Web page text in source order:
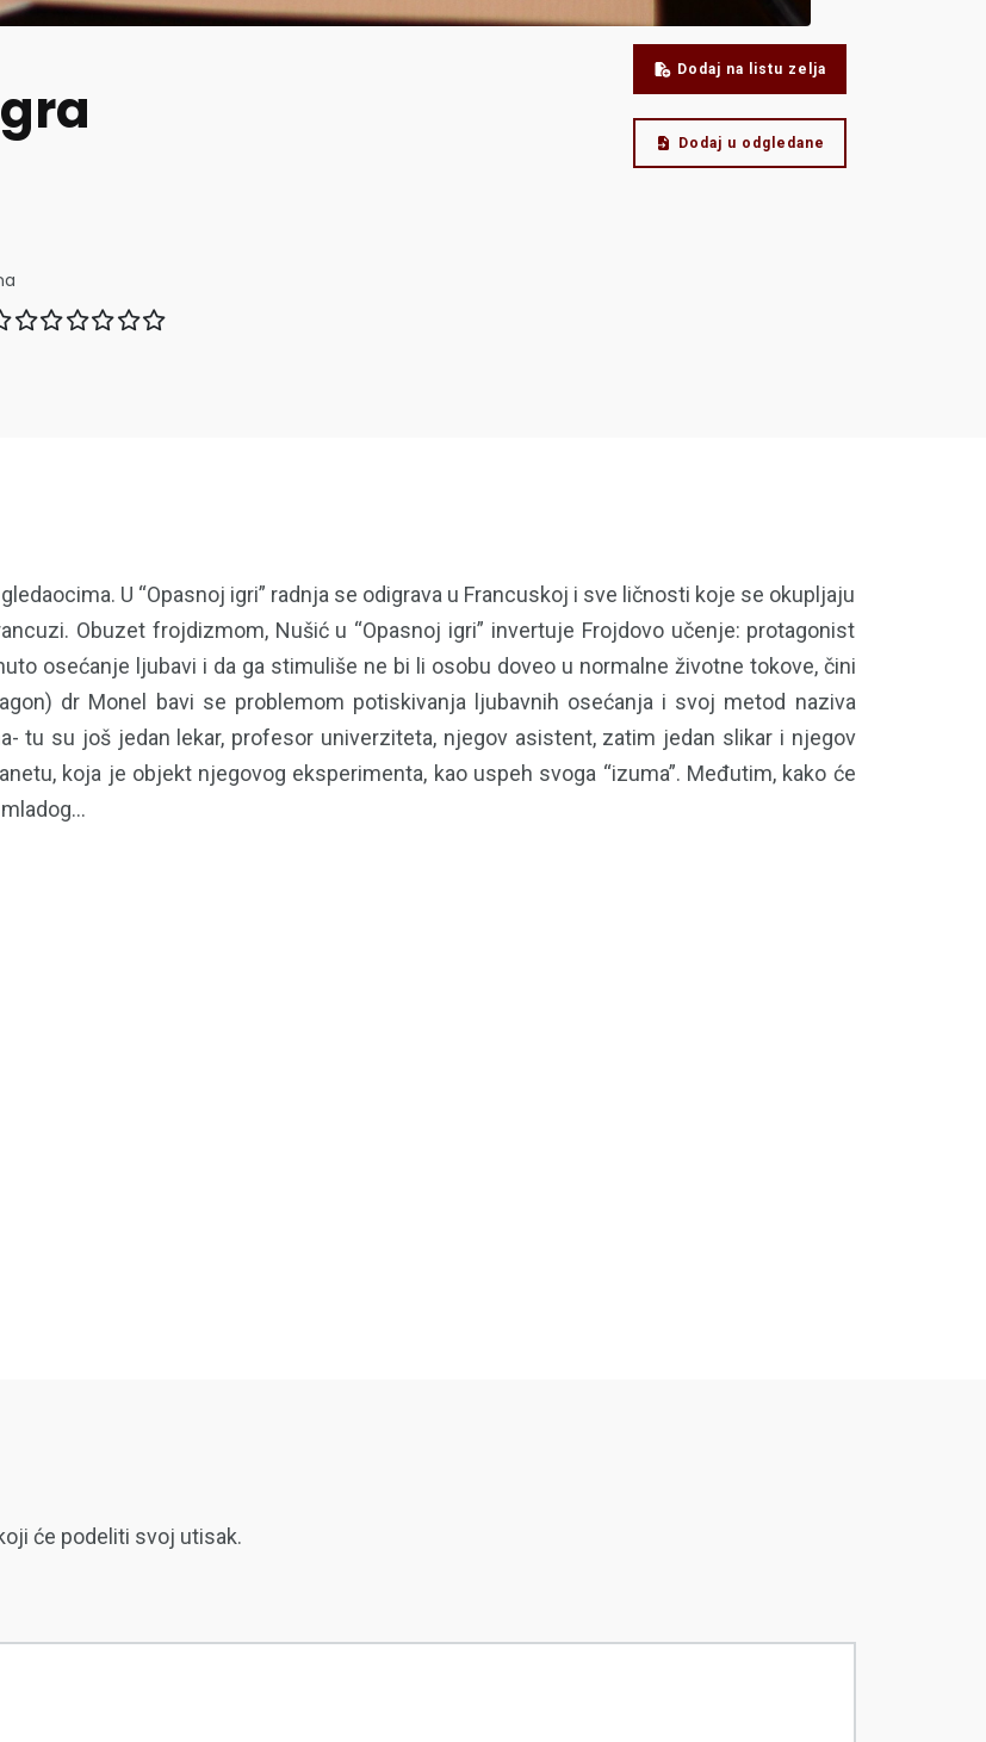
Dodaj na listu zelja
Dodaj u odgledane
U “Opasnoj igri” radnja se odigrava u Francuskoj i sve ličnosti koje se okupljaju
Obuzet frojdizmom, Nušić u “Opasnoj igri” invertuje Frojdovo učenje: protagonist
osećanje ljubavi i da ga stimuliše ne bi li osobu doveo u normalne životne tokove, čini
dr Monel bavi se problemom potiskivanja ljubavnih osećanja i svoj metod naziva
tu su još jedan lekar, profesor univerziteta, njegov asistent, zatim jedan slikar i njegov
koja je objekt njegovog eksperimenta, kao uspeh svoga “izuma”. Međutim, kako će
će podeliti svoj utisak.